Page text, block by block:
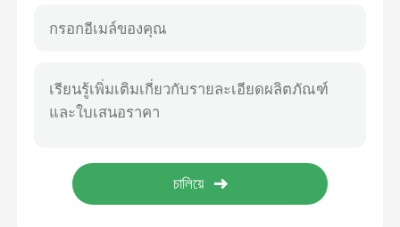
รีเลย์ควบคุมอุตสาหกรรม
สวิทช์ไฟฟ้าปุ่มกด
ฟิวส์ความปลอดภัยทางไฟฟ้า